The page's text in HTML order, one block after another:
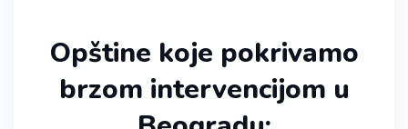
Opštine koje pokrivamo
brzom intervencijom u